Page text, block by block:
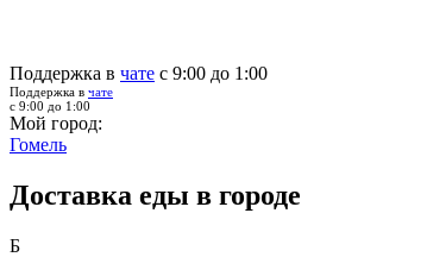
Поддержка в чате с 9:00 до 1:00
Поддержка в чате
с 9:00 до 1:00
Мой город:
Гомель
Доставка еды в городе
Б